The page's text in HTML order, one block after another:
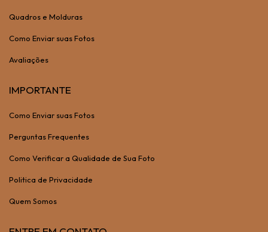
Quadros e Molduras
Como Enviar suas Fotos
Avaliações
IMPORTANTE
Como Enviar suas Fotos
Perguntas Frequentes
Como Verificar a Qualidade de Sua Foto
Politica de Privacidade
Quem Somos